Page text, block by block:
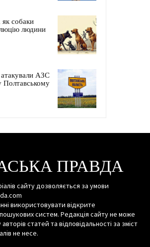
як собаки
людини
атакували АЗС
Полтавському
ПРАВДА
сайту дозволяється за умови
використовувати відкрите
систем. Редакція сайту не може
статей та відповідальності за зміст
не несе.